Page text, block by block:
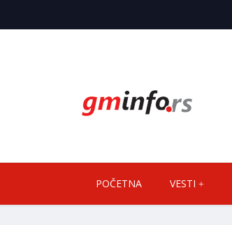
POČETNA VESTI